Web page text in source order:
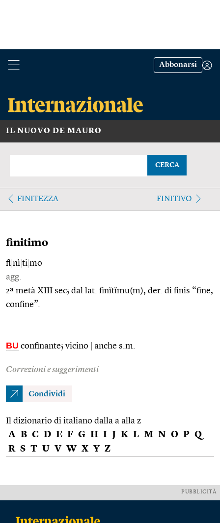
Abbonarsi
IL NUOVO DE MAURO
CERCA
FINITEZZA FINITIVO
finitimo
fi nì ti mo
agg.
2ª metà XIII sec; dal lat. finĭtĭmu(m), der. di finis “fine,
confine”.
BU confinante; vicino anche s.m.
Correzioni e suggerimenti
Condividi
Il dizionario di italiano dalla a alla z
A B C D E F G H I J K L M N O P Q
R S T U V W X Y Z
PUBBLICITÀ